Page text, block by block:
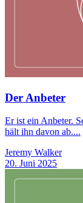
Der Anbeter
Er ist ein Anbeter.
hält ihn davon ab....
Jeremy Walker
20. Juni 2025